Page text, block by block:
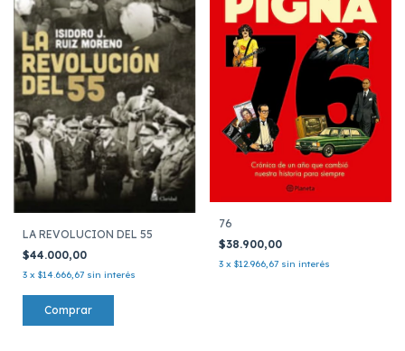
LA REVOLUCION DEL 55
$44.000,00
3 x $14.666,67 sin interés
76
$38.900,00
3 x $12.966,67 sin interés